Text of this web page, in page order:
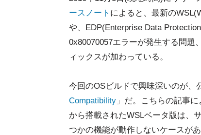
ースノート によると、最新の
や、EDP(Enterprise Data
0x80070057エラーが発生する問題
ィックスが加わっている。
今回のOSビルドで興味深いのが、
Compatibility 」だ。こちらの記事
から搭載されたWSLベータ版は、
つかの機能が動作しないケースが